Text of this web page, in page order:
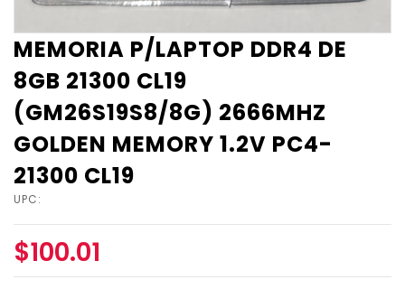
MEMORIA P/LAPTOP DDR4 DE
8GB 21300 CL19
(GM26S19S8/8G) 2666MHZ
GOLDEN MEMORY 1.2V PC4-
21300 CL19
UPC:
$100.01